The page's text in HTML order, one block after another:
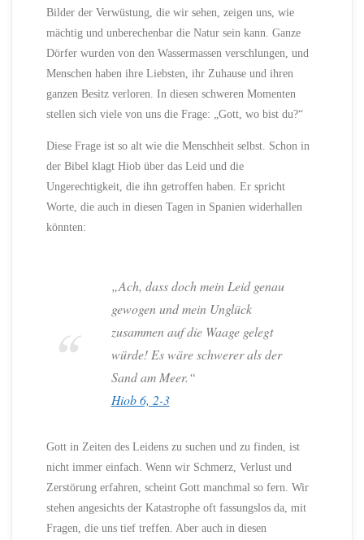
Bilder der Verwüstung, die wir sehen, zeigen uns, wie
mächtig und unberechenbar die Natur sein kann. Ganze
Dörfer wurden von den Wassermassen verschlungen, und
Menschen haben ihre Liebsten, ihr Zuhause und ihren
ganzen Besitz verloren. In diesen schweren Momenten
stellen sich viele von uns die Frage: „Gott, wo bist du?“
Diese Frage ist so alt wie die Menschheit selbst. Schon in
der Bibel klagt Hiob über das Leid und die
Ungerechtigkeit, die ihn getroffen haben. Er spricht
Worte, die auch in diesen Tagen in Spanien widerhallen
könnten:
„Ach, dass doch mein Leid genau
gewogen und mein Unglück
zusammen auf die Waage gelegt
würde! Es wäre schwerer als der
Sand am Meer.“
Hiob 6, 2-3
Gott in Zeiten des Leidens zu suchen und zu finden, ist
nicht immer einfach. Wenn wir Schmerz, Verlust und
Zerstörung erfahren, scheint Gott manchmal so fern. Wir
stehen angesichts der Katastrophe oft fassungslos da, mit
Fragen, die uns tief treffen. Aber auch in diesen